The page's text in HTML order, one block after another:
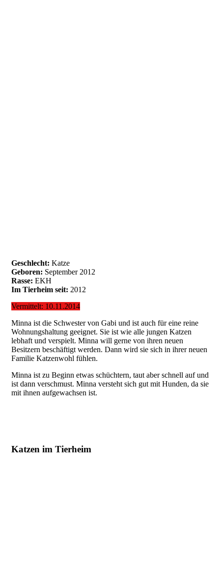
Geschlecht: Katze
Geboren: September 2012
Rasse: EKH
Im Tierheim seit: 2012
Vermittelt: 10.11.2014
Minna ist die Schwester von Gabi und ist auch für eine reine
Wohnungshaltung geeignet. Sie ist wie alle jungen Katzen
lebhaft und verspielt. Minna will gerne von ihren neuen
Besitzern beschäftigt werden. Dann wird sie sich in ihrer neuen
Familie Katzenwohl fühlen.
Minna ist zu Beginn etwas schüchtern, taut aber schnell auf und
ist dann verschmust. Minna versteht sich gut mit Hunden, da sie
mit ihnen aufgewachsen ist.
Katzen im Tierheim